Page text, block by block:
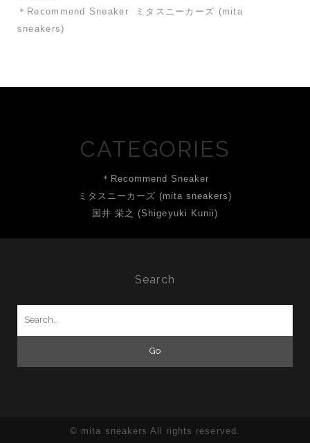
＊Recommend Sneaker
ミタスニーカーズ (mita
sneakers)
CATEGORIES
＊Recommend Sneaker
ミタスニーカーズ (mita sneakers)
国井 栄之 (Shigeyuki Kunii)
Search
© mita sneakers All rights reserved.